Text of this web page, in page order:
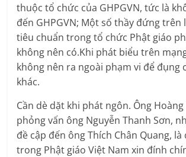
thuộc tổ chức của GHPGVN, tức là
đến GHPGVN; Một số thầy đứng trên
tiêu chuẩn trong tổ chức Phật giáo
không nên có.Khi phát biểu trên
không nên ra ngoài phạm vi để đụng
khác.
Cần dè dặt khi phát ngôn. Ông
phỏng vấn ông Nguyễn Thanh Sơn,
đề cập đến ông Thích Chân Quang, là
trong Phật giáo Việt Nam xin đính